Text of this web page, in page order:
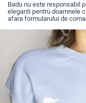
Badu nu este responsabil
eleganti pentru doamnele
afara formularului de